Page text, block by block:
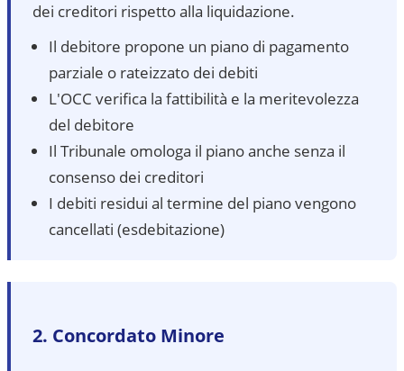
dei creditori rispetto alla liquidazione.
Il debitore propone un piano di pagamento
parziale o rateizzato dei debiti
L'OCC verifica la fattibilità e la meritevolezza
del debitore
Il Tribunale omologa il piano anche senza il
consenso dei creditori
I debiti residui al termine del piano vengono
cancellati (esdebitazione)
2. Concordato Minore